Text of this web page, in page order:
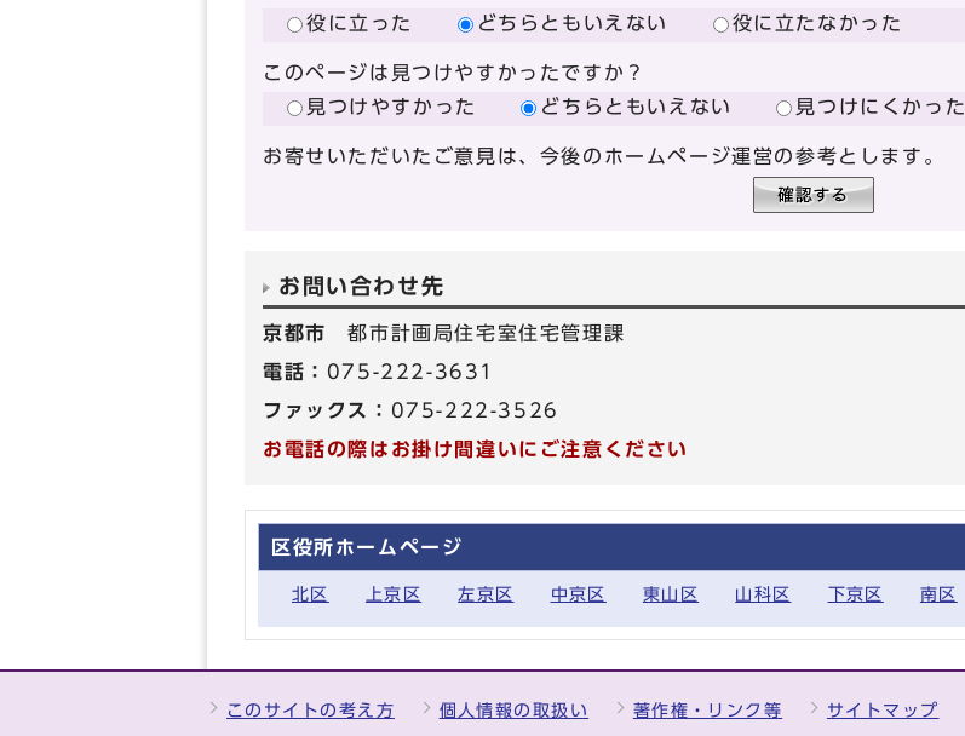
役に立った
どちらともいえない 役に立たなかった
このページは見つけやすかったですか？
見つけやすかった
どちらともいえない 見つけにくかった
お寄せいただいたご意見は、今後のホームページ運営の参考とします。
お問い合わせ先
京都市都市計画局住宅室住宅管理課
電話： 075-222-3631
ファックス： 075-222-3526
お電話の際はお掛け間違いにご注意ください
区役所ホームページ
北区 上京区 左京区 中京区 東山区 山科区 下京区 南区
このサイトの考え方 個人情報の取扱い 著作権・リンク等 サイトマップ